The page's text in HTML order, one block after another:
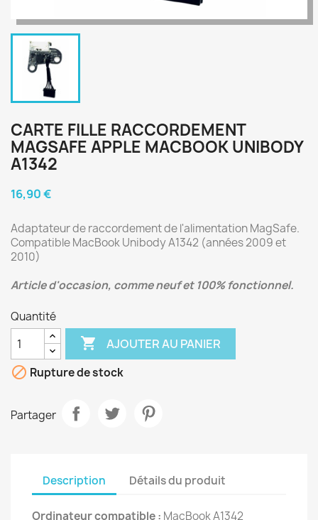
CARTE FILLE RACCORDEMENT
MAGSAFE APPLE MACBOOK UNIBODY
A1342
16,90 €
Adaptateur de raccordement de l'alimentation MagSafe.
Compatible MacBook Unibody A1342 (années 2009 et
2010)
Article d'occasion, comme neuf et 100% fonctionnel.
Quantité
 AJOUTER AU PANIER
 Rupture de stock
Partager
Description Détails du produit
Ordinateur compatible : MacBook A1342